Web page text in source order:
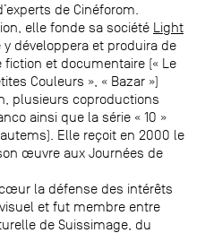
de Cinéforom.
elle fonde sa société Light
y développera et produira de
et documentaire (« Le
Couleurs », « Bazar »)
plusieurs coproductions
ainsi que la série « 10 »
Elle reçoit en 2000 le
œuvre aux Journées de
la défense des intérêts
et fut membre entre
de Suissimage, du